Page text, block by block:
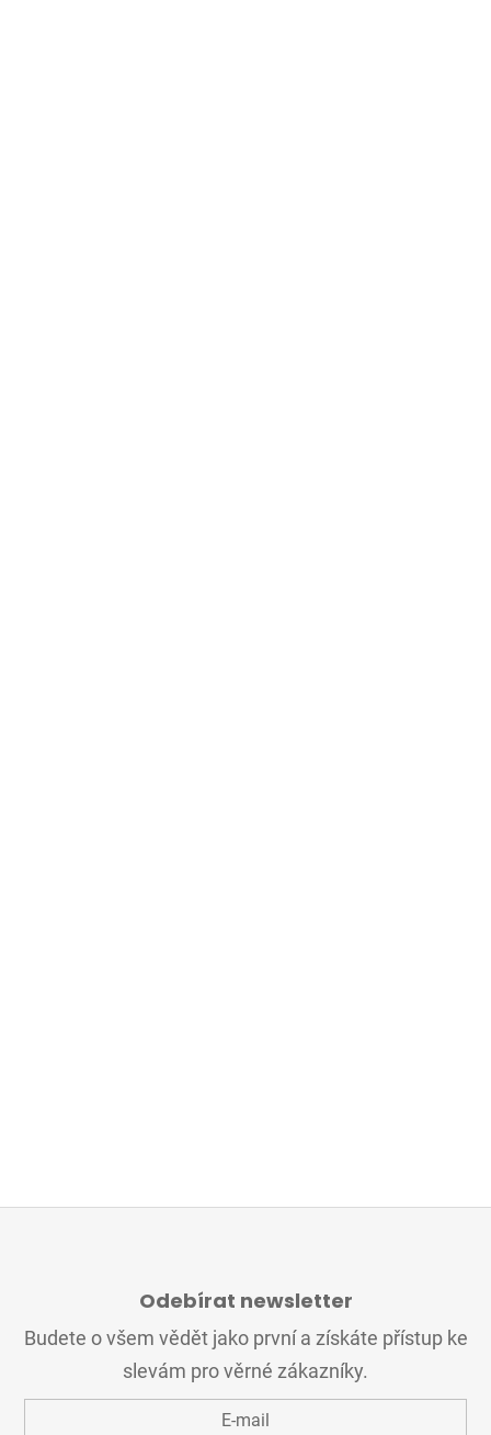
Odebírat newsletter
Budete o všem vědět jako první a získáte přístup ke
slevám pro věrné zákazníky.
E-mail